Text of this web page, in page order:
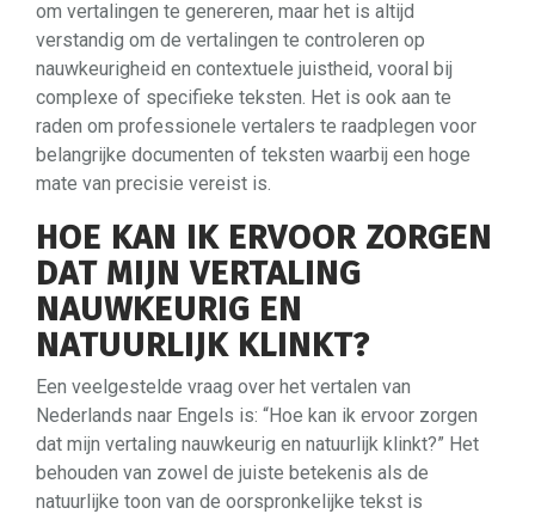
om vertalingen te genereren, maar het is altijd
verstandig om de vertalingen te controleren op
nauwkeurigheid en contextuele juistheid, vooral bij
complexe of specifieke teksten. Het is ook aan te
raden om professionele vertalers te raadplegen voor
belangrijke documenten of teksten waarbij een hoge
mate van precisie vereist is.
HOE KAN IK ERVOOR ZORGEN
DAT MIJN VERTALING
NAUWKEURIG EN
NATUURLIJK KLINKT?
Een veelgestelde vraag over het vertalen van
Nederlands naar Engels is: “Hoe kan ik ervoor zorgen
dat mijn vertaling nauwkeurig en natuurlijk klinkt?” Het
behouden van zowel de juiste betekenis als de
natuurlijke toon van de oorspronkelijke tekst is